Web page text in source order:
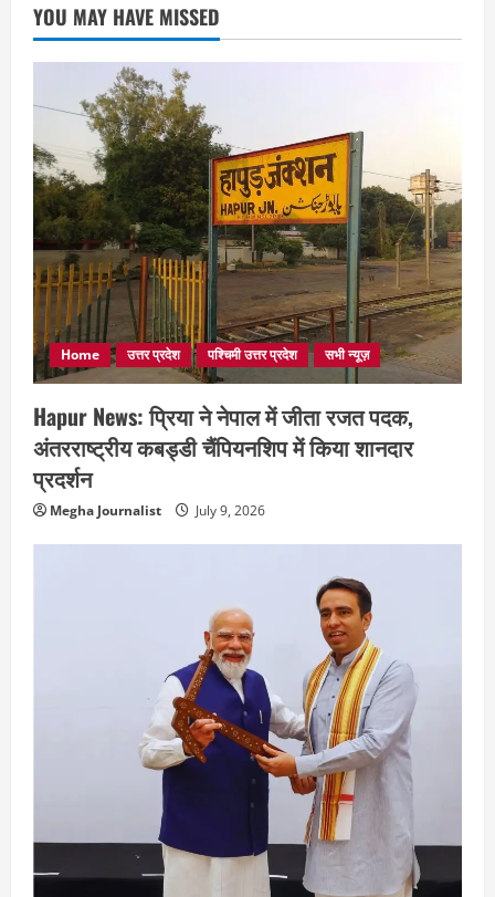
YOU MAY HAVE MISSED
Home उत्तर प्रदेश पश्चिमी उत्तर प्रदेश सभी न्यूज़
Hapur News: प्रिया ने नेपाल में जीता रजत पदक,
अंतरराष्ट्रीय कबड्डी चैंपियनशिप में किया शानदार
प्रदर्शन
Megha Journalist July 9, 2026